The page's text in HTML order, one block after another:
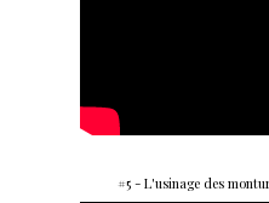
#5 - L'usinage des